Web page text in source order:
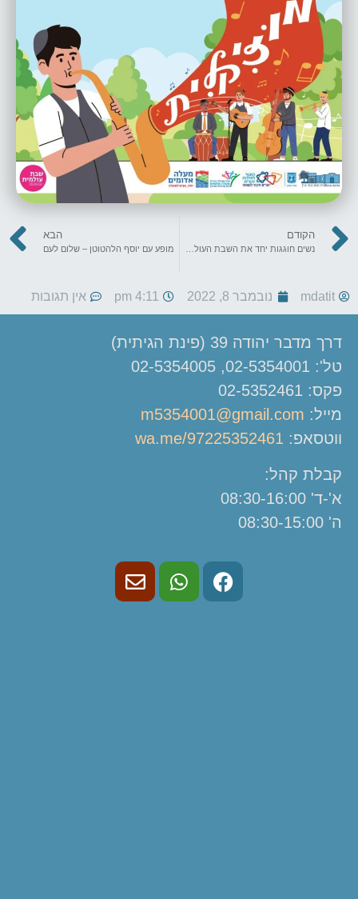
הקודם הבא
מופע עם יוסף הלהטוטן – שלום לעם
mdatit נובמבר 8, 2022 4:11 pm אין תגובות
דרך מדבר יהודה 39 (פינת הגיתית)
טל': 02-5354001, 02-5354005
פקס: 02-5352461
מייל: m5354001@gmail.com
ווטסאפ: wa.me/97225352461
קבלת קהל:
א'-ד' 08:30-16:00
ה' 08:30-15:00